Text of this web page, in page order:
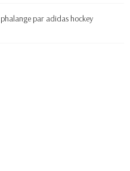
par adidas hockey